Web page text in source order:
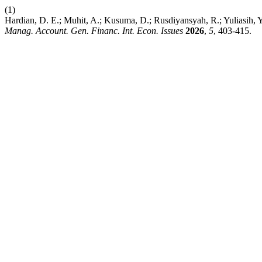
(1)
Hardian, D. E.; Muhit, A.; Kusuma, D.; Rusdiyansyah, R.; Yuliasih,
Manag. Account. Gen. Financ. Int. Econ. Issues 2026, 5, 403-415.